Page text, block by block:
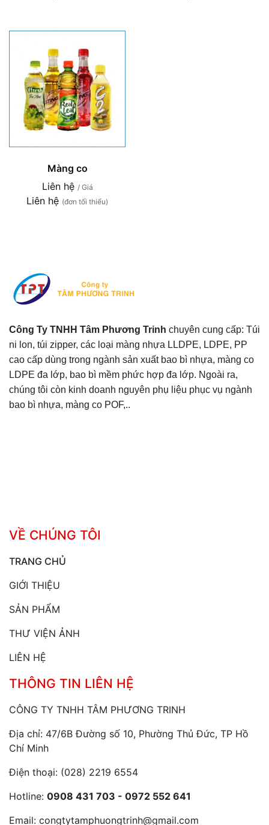
Màng co
Liên hệ / Giá
Liên hệ (đơn tối thiểu)
Công Ty TNHH Tâm Phương Trinh chuyên cung cấp: Túi
ni lon, túi zipper, các loại màng nhựa LLDPE, LDPE, PP
cao cấp dùng trong ngành sản xuất bao bì nhựa, màng co
LDPE đa lớp, bao bì mềm phức hợp đa lớp. Ngoài ra,
chúng tôi còn kinh doanh nguyên phụ liệu phục vụ ngành
bao bì nhựa, màng co POF,..
VỀ CHÚNG TÔI
TRANG CHỦ
GIỚI THIỆU
SẢN PHẨM
THƯ VIỆN ẢNH
LIÊN HỆ
THÔNG TIN LIÊN HỆ
CÔNG TY TNHH TÂM PHƯƠNG TRINH
Địa chỉ: 47/6B Đường số 10, Phường Thủ Đức, TP Hồ
Chí Minh
Điện thoại: (028) 2219 6554
Hotline: 0908 431 703 - 0972 552 641
Email: congtytamphuongtrinh@gmail.com